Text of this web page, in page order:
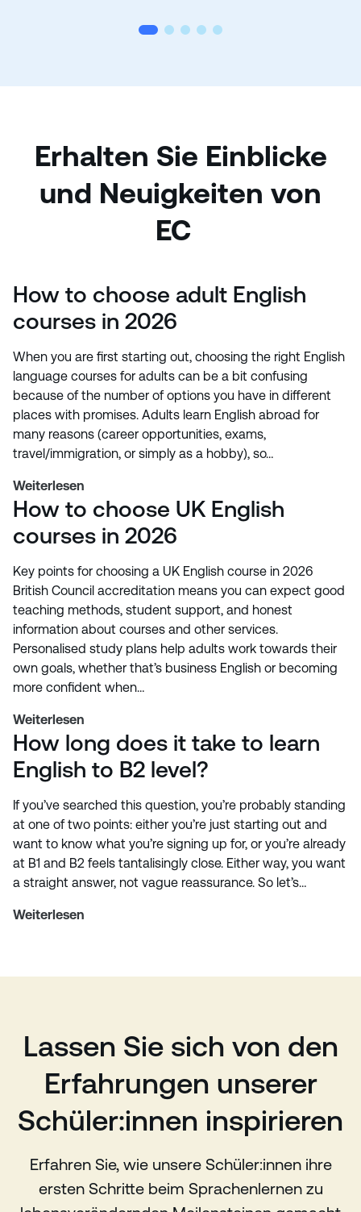
Erhalten Sie Einblicke
und Neuigkeiten von
EC
How to choose adult English
courses in 2026
When you are first starting out, choosing the right English
language courses for adults can be a bit confusing
because of the number of options you have in different
places with promises. Adults learn English abroad for
many reasons (career opportunities, exams,
travel/immigration, or simply as a hobby), so…
Weiterlesen
How to choose UK English
courses in 2026
Key points for choosing a UK English course in 2026
British Council accreditation means you can expect good
teaching methods, student support, and honest
information about courses and other services.
Personalised study plans help adults work towards their
own goals, whether that’s business English or becoming
more confident when…
Weiterlesen
How long does it take to learn
English to B2 level?
If you’ve searched this question, you’re probably standing
at one of two points: either you’re just starting out and
want to know what you’re signing up for, or you’re already
at B1 and B2 feels tantalisingly close. Either way, you want
a straight answer, not vague reassurance. So let’s…
Weiterlesen
Lassen Sie sich von den
Erfahrungen unserer
Schüler:innen inspirieren
Erfahren Sie, wie unsere Schüler:innen ihre
ersten Schritte beim Sprachenlernen zu